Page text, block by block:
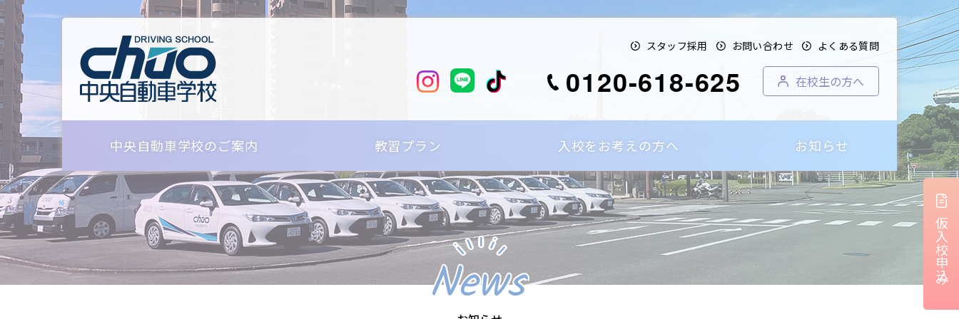
スタッフ採用 お問い合わせ よくある質問
0120-618-625 在校生の方へ
中央自動車学校のご案内 教習プラン 入校をお考えの方へ お知らせ
News 仮入校申込み